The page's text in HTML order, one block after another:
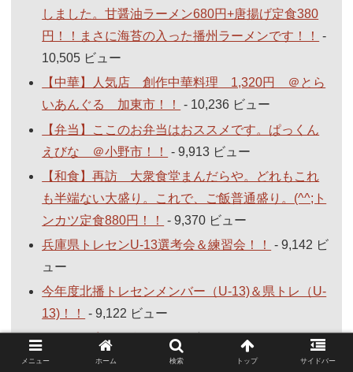
しました。甘醤油ラーメン680円+唐揚げ定食380
円！！まさに海苔の入った播州ラーメンです！！
-
10,505 ビュー
【中華】人気店 創作中華料理 1,320円 ＠とら
いあんぐる 加東市！！
- 10,236 ビュー
【弁当】ここのお弁当はおススメです。ぱっくん
えびな ＠小野市！！
- 9,913 ビュー
【和食】再訪 大衆食堂まんだらや。どれもこれ
も半端ない大盛り。これで、ご飯普通盛り。(^^;ト
ンカツ定食880円！！
- 9,370 ビュー
兵庫県トレセンU-13選考会＆練習会！！
- 9,142 ビ
ュー
今年度北播トレセンメンバー（U-13)＆県トレ（U-
13)！！
- 9,122 ビュー
ラーメン食べよう- 8,875 ビュー
【中華】コスパ最高のランチ ＠木欄（ムーラ
メニュー ホーム 検索 トップ サイドバー